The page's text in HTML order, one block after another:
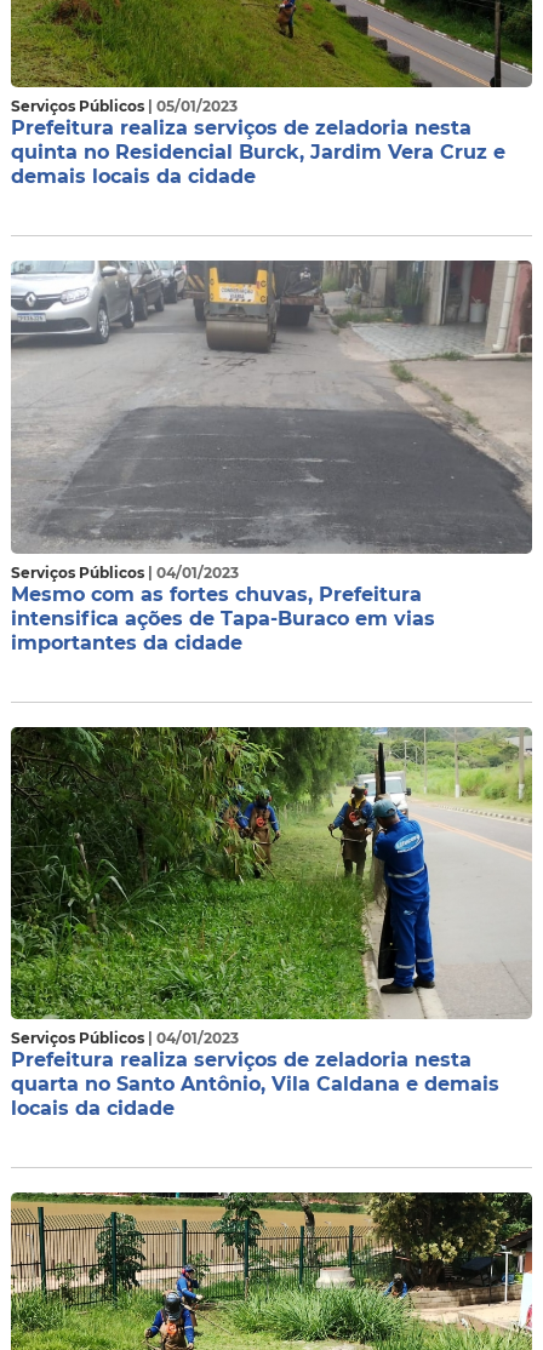
Serviços Públicos | 05/01/2023
Prefeitura realiza serviços de zeladoria nesta
quinta no Residencial Burck, Jardim Vera Cruz e
demais locais da cidade
Serviços Públicos | 04/01/2023
Mesmo com as fortes chuvas, Prefeitura
intensifica ações de Tapa-Buraco em vias
importantes da cidade
Serviços Públicos | 04/01/2023
Prefeitura realiza serviços de zeladoria nesta
quarta no Santo Antônio, Vila Caldana e demais
locais da cidade